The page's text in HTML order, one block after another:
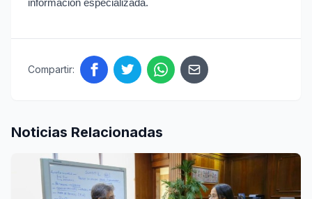
información especializada.
Compartir:
Noticias Relacionadas